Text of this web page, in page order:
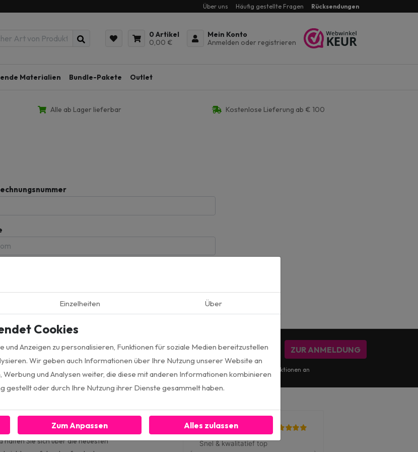
Über uns Häufig gestellte Fragen Rücksendungen
0 Artikel
0,00 €
Mein Konto
Anmelden oder registrieren
Materialien Bundle-Pakete Outlet
Alle ab Lager lieferbar Kostenlose Lieferung ab € 100
ZUR ANMELDUNG
Ja, ich melde mich für die monatlichen Marketingaktionen an
bleiben
Sie uns auf den sozialen Medien
halten Sie sich über die neuesten
Einzelheiten Über
Cookies
und Anzeigen zu personalisieren, Funktionen für soziale Medien bereitzustellen
Wir geben auch Informationen über Ihre Nutzung unserer Website an
und Analysen weiter, die diese mit anderen Informationen kombinieren
gestellt oder durch Ihre Nutzung ihrer Dienste gesammelt haben.
Zum Anpassen Alles zulassen